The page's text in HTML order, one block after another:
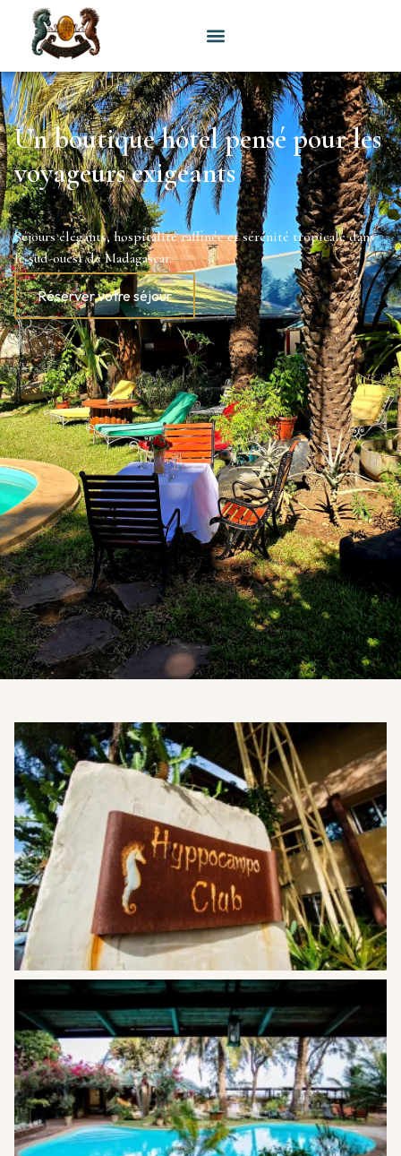
Un boutique hôtel pensé pour les
voyageurs exigeants
Séjours élégants, hospitalité raffinée et sérénité tropicale dans
le sud-ouest de Madagascar.
Réserver votre séjour